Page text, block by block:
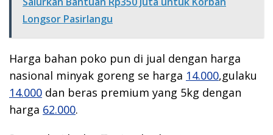
Longsor Pasirlangu
Harga bahan poko pun di jual dengan harga
nasional minyak goreng se harga 14.000,gulaku
14.000 dan beras premium yang 5kg dengan
harga 62.000.